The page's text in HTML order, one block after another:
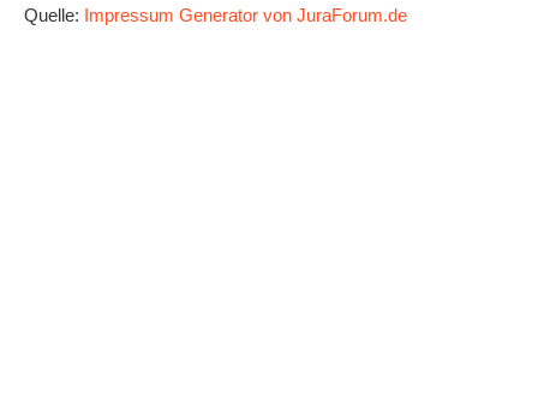
Quelle: Impressum Generator von JuraForum.de